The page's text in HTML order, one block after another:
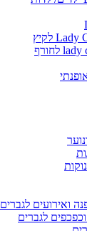
ואירועים לגברים
לגברים